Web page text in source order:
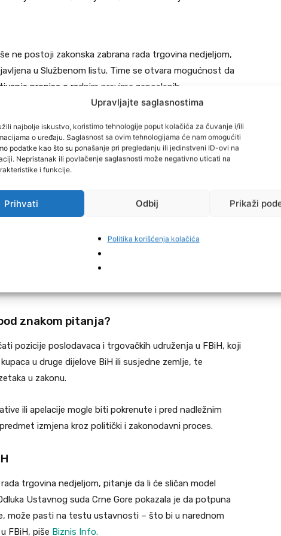
Upravljajte saglasnostima
najbolje iskustvo, koristimo tehnologije poput kolačića za čuvanje i/ili
o uređaju. Saglasnost sa ovim tehnologijama će nam omogućiti
podatke kao što su ponašanje pri pregledanju ili jedinstveni ID-ovi na
Nepristanak ili povlačenje saglasnosti može negativno uticati na
i funkcije.
Prihvati Odbij Prikaži
Politika korišćenja kolačića
ne postoji zakonska zabrana rada trgovina nedjeljom,
u Službenom listu. Time se otvara mogućnost da
propisa o radnim pravima zaposlenih.
ima pravo ponovo urediti ovo pitanje, ali na način koji
trenutno je na snazi i u Federaciji BiH. Iako odluka
u Bosni i Hercegovini, ona bi mogla imati indirektan
nedjeljom proglasio neustavnom zbog narušavanja
poslovnih subjekata, što su argumenti koji se već
znakom pitanja?
pozicije poslodavaca i trgovačkih udruženja u FBiH, koji
u druge dijelove BiH ili susjedne zemlje, te
u zakonu.
ili apelacije mogle biti pokrenute i pred nadležnim
izmjena kroz politički i zakonodavni proces.
trgovina nedjeljom, pitanje da li će sličan model
Ustavnog suda Crne Gore pokazala je da potpuna
može pasti na testu ustavnosti – što bi u narednom
FBiH, piše Biznis Info.